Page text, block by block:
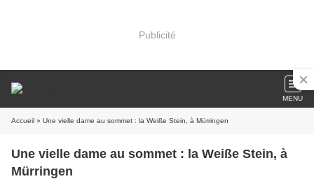
Publicité
MENU
Accueil » Une vielle dame au sommet : la Weiße Stein, à Mürringen
Une vielle dame au sommet : la Weiße Stein, à
Mürringen